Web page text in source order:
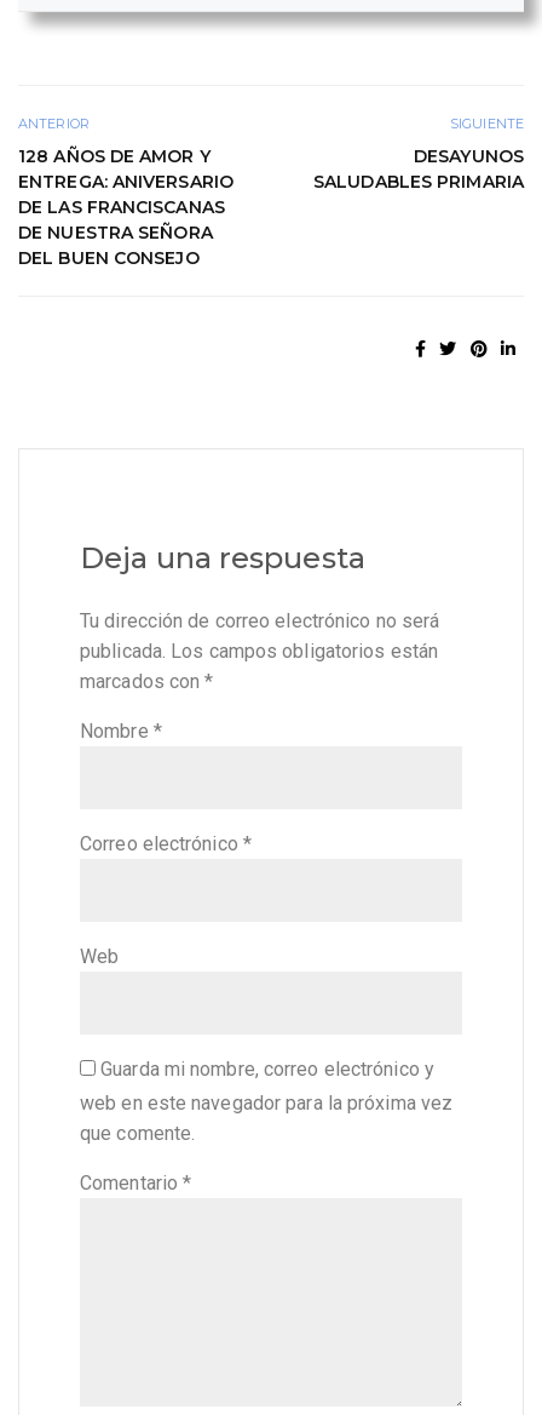
ANTERIOR
128 AÑOS DE AMOR Y
ENTREGA: ANIVERSARIO
DE LAS FRANCISCANAS
DE NUESTRA SEÑORA
DEL BUEN CONSEJO
SIGUIENTE
DESAYUNOS
SALUDABLES PRIMARIA
Deja una respuesta
Tu dirección de correo electrónico no será
publicada. Los campos obligatorios están
marcados con*
Nombre *
Correo electrónico *
Web
Guarda mi nombre, correo electrónico y
web en este navegador para la próxima vez
que comente.
Comentario*